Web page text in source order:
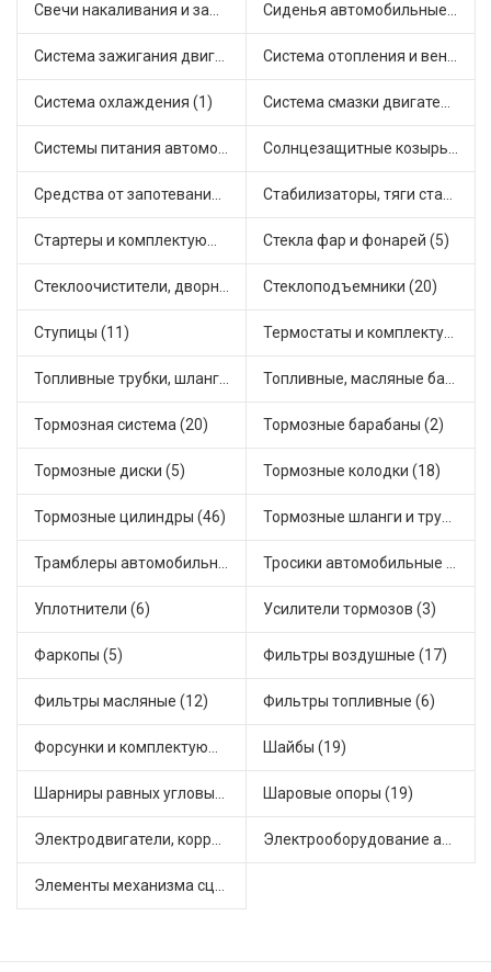
Свечи накаливания и зажигания (31) Сиденья автомобильные (1)
Система зажигания двигателя (3) Система отопления и вентиляции (17)
Система охлаждения (1) Система смазки двигателя (17)
Системы питания автомобиля (21) Солнцезащитные козырьки для салона автомобиля (3)
Средства от запотевания и размораживатели стекла (1) Стабилизаторы, тяги стабилизатора, стойки стабилиз (3)
Стартеры и комплектующие (38) Стекла фар и фонарей (5)
Стеклоочистители, дворники (1) Стеклоподъемники (20)
Ступицы (11) Термостаты и комплектующие системы охлаждения (55)
Топливные трубки, шланги, магистрали и рампы (3) Топливные, масляные баки (1)
Тормозная система (20) Тормозные барабаны (2)
Тормозные диски (5) Тормозные колодки (18)
Тормозные цилиндры (46) Тормозные шланги и трубки (5)
Трамблеры автомобильные (40) Тросики автомобильные (23)
Уплотнители (6) Усилители тормозов (3)
Фаркопы (5) Фильтры воздушные (17)
Фильтры масляные (12) Фильтры топливные (6)
Форсунки и комплектующие (1) Шайбы (19)
Шарниры равных угловых скоростей, приводные валы (1) Шаровые опоры (19)
Электродвигатели, корректоры и приводы автомобильн (22) Электрооборудование автомобилей (25)
Элементы механизма сцепления (63)